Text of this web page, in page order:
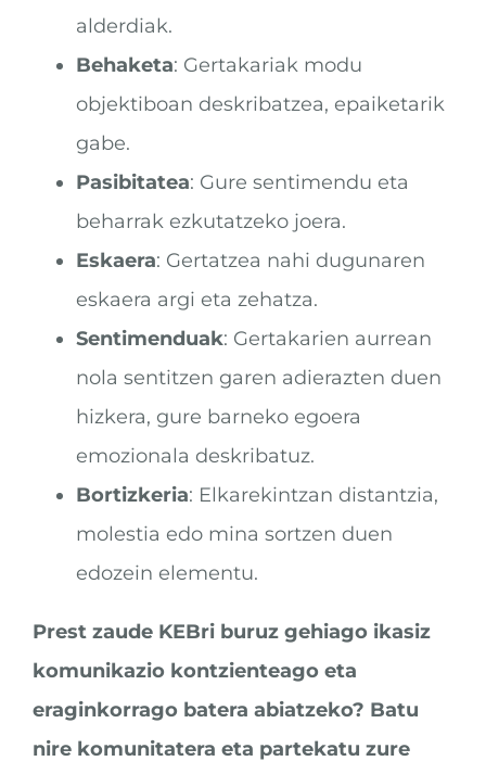
alderdiak.
Behaketa: Gertakariak modu
objektiboan deskribatzea, epaiketarik
gabe.
Pasibitatea: Gure sentimendu eta
beharrak ezkutatzeko joera.
Eskaera: Gertatzea nahi dugunaren
eskaera argi eta zehatza.
Sentimenduak: Gertakarien aurrean
nola sentitzen garen adierazten duen
hizkera, gure barneko egoera
emozionala deskribatuz.
Bortizkeria: Elkarekintzan distantzia,
molestia edo mina sortzen duen
edozein elementu.
Prest zaude KEBri buruz gehiago ikasiz
komunikazio kontzienteago eta
eraginkorrago batera abiatzeko? Batu
nire komunitatera eta partekatu zure